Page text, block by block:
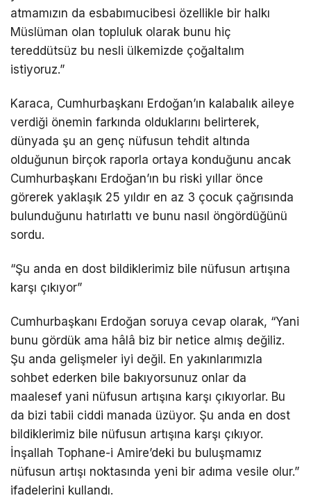
atmamızın da esbabımucibesi özellikle bir halkı
Müslüman olan topluluk olarak bunu hiç
tereddütsüz bu nesli ülkemizde çoğaltalım
istiyoruz.”
Karaca, Cumhurbaşkanı Erdoğan’ın kalabalık aileye
verdiği önemin farkında olduklarını belirterek,
dünyada şu an genç nüfusun tehdit altında
olduğunun birçok raporla ortaya konduğunu ancak
Cumhurbaşkanı Erdoğan’ın bu riski yıllar önce
görerek yaklaşık 25 yıldır en az 3 çocuk çağrısında
bulunduğunu hatırlattı ve bunu nasıl öngördüğünü
sordu.
“Şu anda en dost bildiklerimiz bile nüfusun artışına
karşı çıkıyor”
Cumhurbaşkanı Erdoğan soruya cevap olarak, “Yani
bunu gördük ama hâlâ biz bir netice almış değiliz.
Şu anda gelişmeler iyi değil. En yakınlarımızla
sohbet ederken bile bakıyorsunuz onlar da
maalesef yani nüfusun artışına karşı çıkıyorlar. Bu
da bizi tabii ciddi manada üzüyor. Şu anda en dost
bildiklerimiz bile nüfusun artışına karşı çıkıyor.
İnşallah Tophane-i Amire’deki bu buluşmamız
nüfusun artışı noktasında yeni bir adıma vesile olur.”
ifadelerini kullandı.